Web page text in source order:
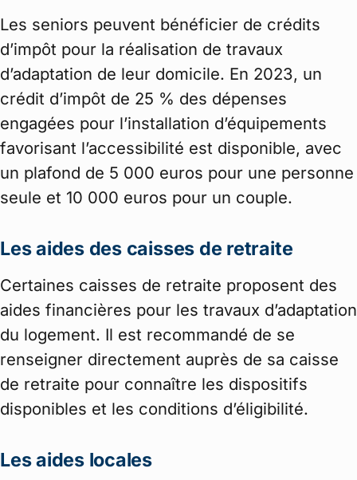
Les seniors peuvent bénéficier de crédits
d’impôt pour la réalisation de travaux
d’adaptation de leur domicile. En 2023, un
crédit d’impôt de 25 % des dépenses
engagées pour l’installation d’équipements
favorisant l’accessibilité est disponible, avec
un plafond de 5 000 euros pour une personne
seule et 10 000 euros pour un couple.
Les aides des caisses de retraite
Certaines caisses de retraite proposent des
aides financières pour les travaux d’adaptation
du logement. Il est recommandé de se
renseigner directement auprès de sa caisse
de retraite pour connaître les dispositifs
disponibles et les conditions d’éligibilité.
Les aides locales